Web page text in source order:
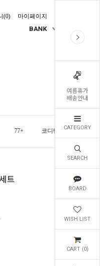
여름휴가
배송안내
CATEGORY
SEARCH
BOARD
WISH LIST
CART (0)
(0) 마이페이지
BANK
77+ 코디템 오늘발송
트